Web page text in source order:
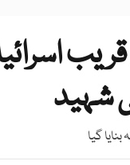
گیا